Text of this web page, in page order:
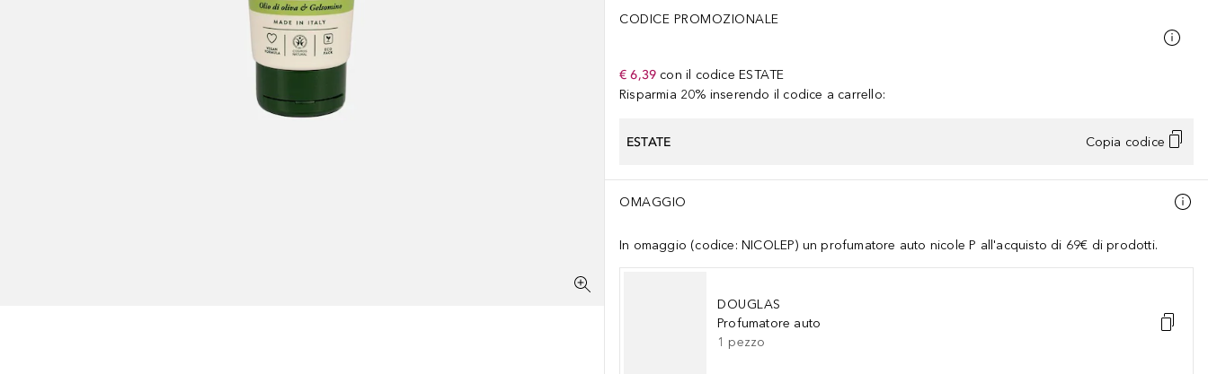
CODICE PROMOZIONALE
€ 6,39 con il codice ESTATE
Risparmia 20% inserendo il codice a carrello:
ESTATE Copia codice
OMAGGIO
In omaggio (codice: NICOLEP) un profumatore auto nicole P all'acquisto di 69€ di prodotti.
DOUGLAS
Profumatore auto
1 pezzo